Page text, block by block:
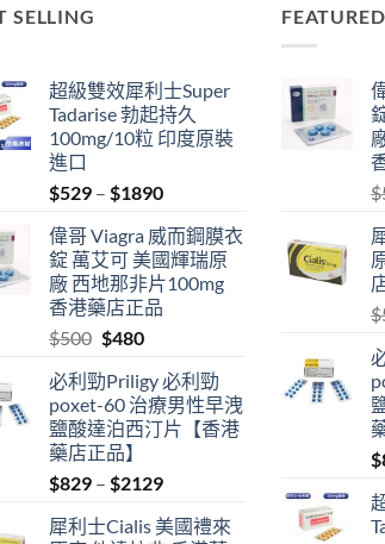
SELLING
超級雙效犀利士Super
Tadarise 勃起持久
100mg/10粒 印度原裝
進口
$529 – $1890Price
$529
through
$1890
偉哥 Viagra 威而鋼膜衣
錠 萬艾可 美國輝瑞原
廠 西地那非片100mg
香港藥店正品
$500 Original
was:
$500.
$480Current
is:
$480.
必利勁Priligy 必利勁
poxet-60 治療男性早洩
鹽酸達泊西汀片【香港
藥店正品】
$829 – $2129Price
$829
犀利士Cialis 美國禮來
FEATURED
$
$
$